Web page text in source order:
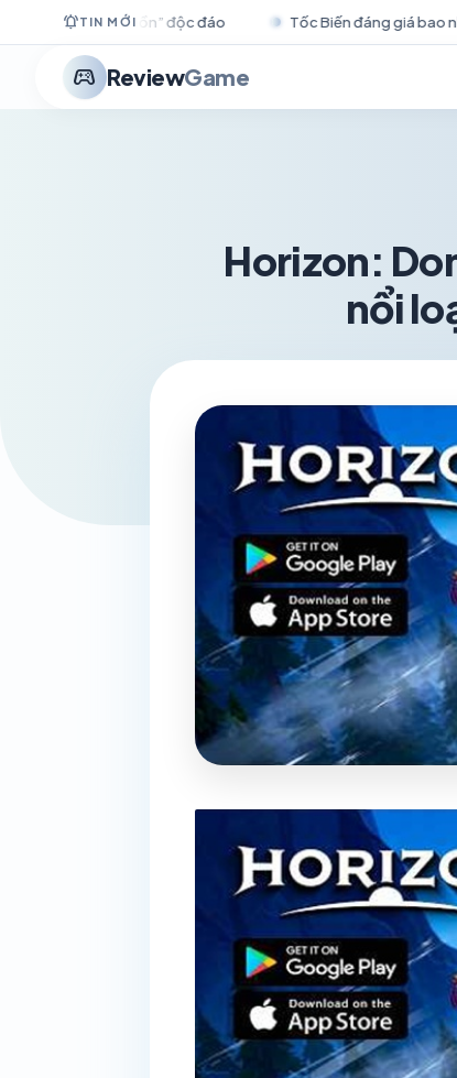
notifications_activeTIN MỚI
Tốc Biến đáng giá bao nhiêu vàng nếu trở thành trang bị
stadia_controller ReviewGame
Horizon:
nổi